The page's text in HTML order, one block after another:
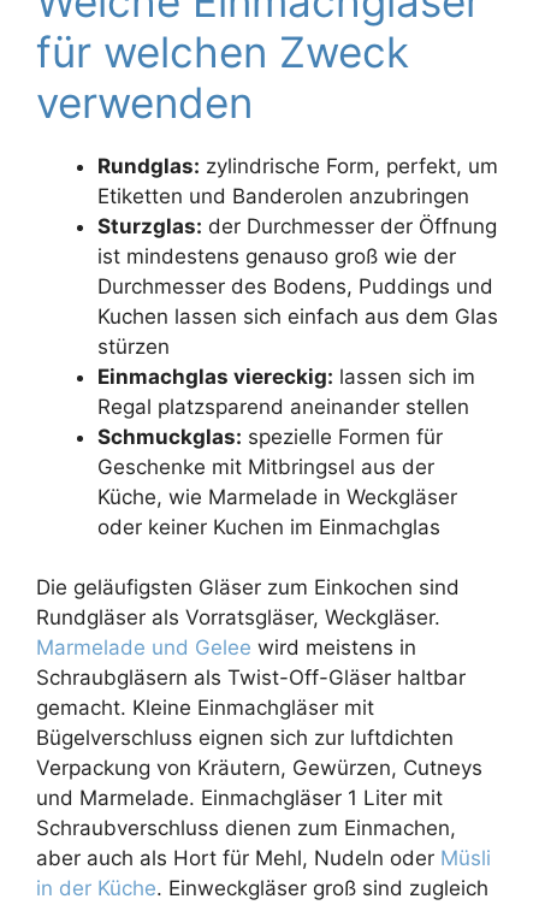
für welchen Zweck
verwenden
Rundglas: zylindrische Form, perfekt, um
Etiketten und Banderolen anzubringen
Sturzglas: der Durchmesser der Öffnung
ist mindestens genauso groß wie der
Durchmesser des Bodens, Puddings und
Kuchen lassen sich einfach aus dem Glas
stürzen
Einmachglas viereckig: lassen sich im
Regal platzsparend aneinander stellen
Schmuckglas: spezielle Formen für
Geschenke mit Mitbringsel aus der
Küche, wie Marmelade in Weckgläser
oder keiner Kuchen im Einmachglas
Die geläufigsten Gläser zum Einkochen sind
Rundgläser als Vorratsgläser, Weckgläser.
Marmelade und Gelee wird meistens in
Schraubgläsern als Twist-Off-Gläser haltbar
gemacht. Kleine Einmachgläser mit
Bügelverschluss eignen sich zur luftdichten
Verpackung von Kräutern, Gewürzen, Cutneys
und Marmelade. Einmachgläser 1 Liter mit
Schraubverschluss dienen zum Einmachen,
aber auch als Hort für Mehl, Nudeln oder Müsli
in der Küche. Einweckgläser groß sind zugleich